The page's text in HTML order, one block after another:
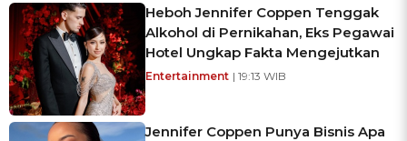
Heboh Jennifer Coppen Tenggak
Alkohol di Pernikahan, Eks Pegawai
Hotel Ungkap Fakta Mengejutkan
Entertainment | 19:13 WIB
Jennifer Coppen Punya Bisnis Apa